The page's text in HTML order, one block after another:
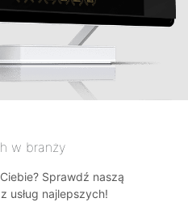
w branży
Sprawdź naszą
usług najlepszych!